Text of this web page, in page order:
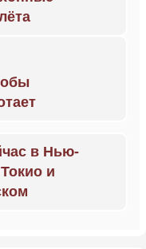
в Нью-
и